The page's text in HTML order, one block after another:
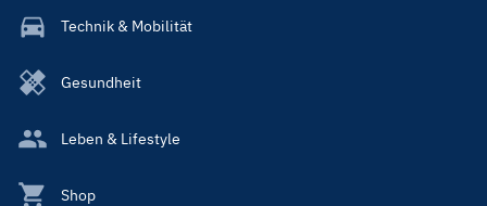
Technik & Mobilität
Gesundheit
Leben & Lifestyle
Shop